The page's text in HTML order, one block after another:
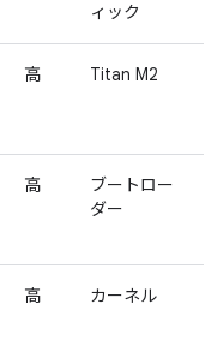
ィック
高 Titan M2
高
ブートロー
ダー
高 カーネル